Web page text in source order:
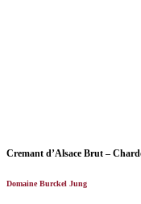
Cremant d’Alsace Brut –
Domaine Burckel Jung